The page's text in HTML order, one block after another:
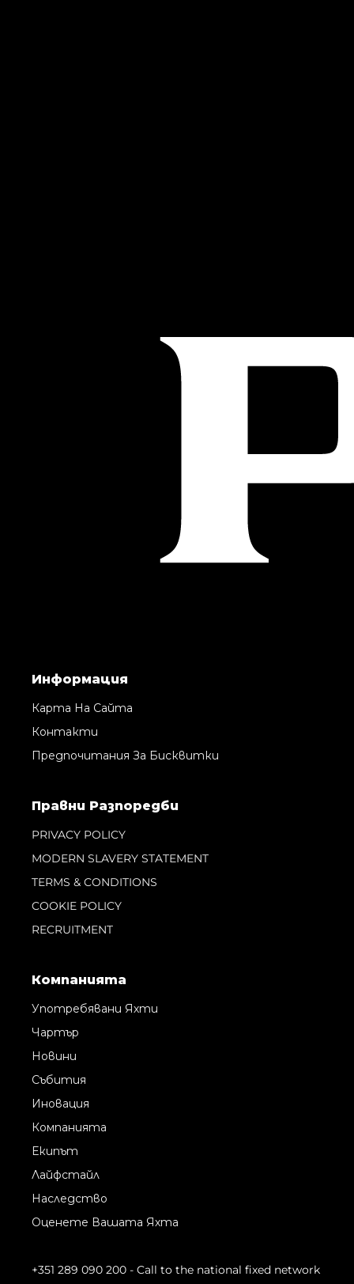
Информация
Карта На Сайта
Контакти
Предпочитания За Бисквитки
Правни Pазпоредби
PRIVACY POLICY
MODERN SLAVERY STATEMENT
TERMS & CONDITIONS
COOKIE POLICY
RECRUITMENT
Компанията
Употребявани Яхти
Чартър
Новини
Събития
Иновация
Компанията
Екипът
Лайфстайл
Наследство
Оценете Вашата Яхта
+351 289 090 200 - Call to the national fixed network